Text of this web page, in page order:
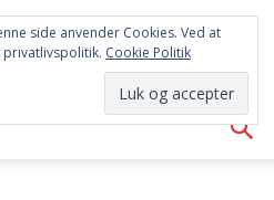
side anvender Cookies. Ved at
Cookie Politik